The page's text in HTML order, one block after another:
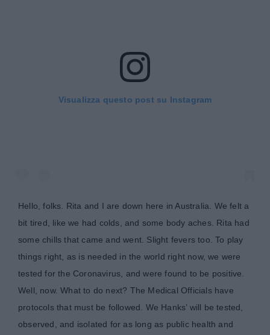
Visualizza questo post su Instagram
Hello, folks. Rita and I are down here in Australia. We felt a
bit tired, like we had colds, and some body aches. Rita had
some chills that came and went. Slight fevers too. To play
things right, as is needed in the world right now, we were
tested for the Coronavirus, and were found to be positive.
Well, now. What to do next? The Medical Officials have
protocols that must be followed. We Hanks’ will be tested,
observed, and isolated for as long as public health and